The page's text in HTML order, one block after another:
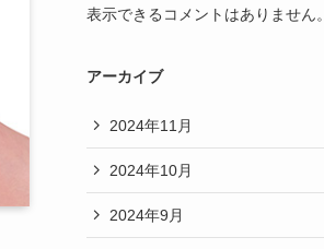
表示できるコメントはありません。
アーカイブ
2024年11月
2024年10月
2024年9月